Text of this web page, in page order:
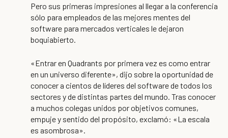
Pero sus primeras impresiones al llegar a la conferencia
sólo para empleados de las mejores mentes del
software para mercados verticales le dejaron
boquiabierto.
«Entrar en Quadrants por primera vez es como entrar
en un universo diferente», dijo sobre la oportunidad de
conocer a cientos de líderes del software de todos los
sectores y de distintas partes del mundo. Tras conocer
a muchos colegas unidos por objetivos comunes,
empuje y sentido del propósito, exclamó: «La escala
es asombrosa».